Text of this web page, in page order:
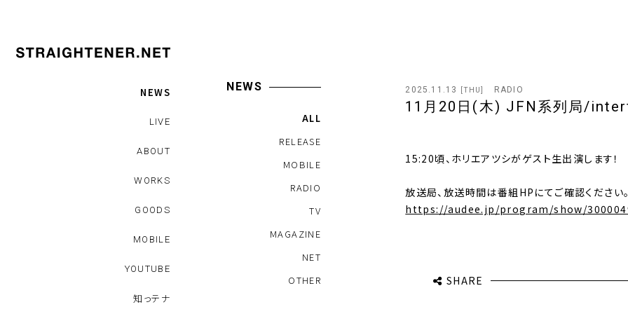
NEWS
LIVE
ABOUT
WORKS
GOODS
MOBILE
YOUTUBE
知っテナ
NEWS
ALL
RELEASE
MOBILE
RADIO
TV
MAGAZINE
NET
OTHER
2025.11.13 [THU] RADIO
11月20日(木) JFN系列局/
15:20頃、ホリエアツシがゲスト生出演します！
放送局、放送時間は番組HPにてご確認ください
https://audee.jp/program/show/
SHARE